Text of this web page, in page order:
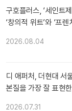
구호플러스, ‘세인트
‘창의적 위트’와 ‘프
2026.08.04
디 애퍼처, 더현대 서
본질을 가장 잘 표현
2026.07.31